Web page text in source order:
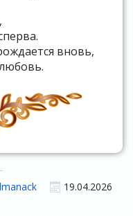
вновь,
19.04.2026